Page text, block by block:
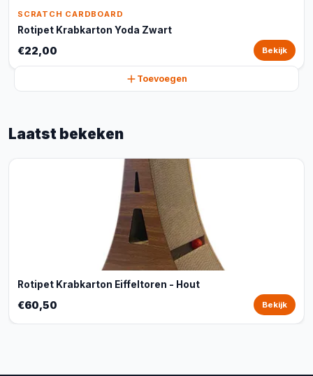
SCRATCH CARDBOARD
Rotipet Krabkarton Yoda Zwart
€22,00 Bekijk
Toevoegen
Laatst bekeken
Rotipet Krabkarton Eiffeltoren - Hout
€60,50 Bekijk